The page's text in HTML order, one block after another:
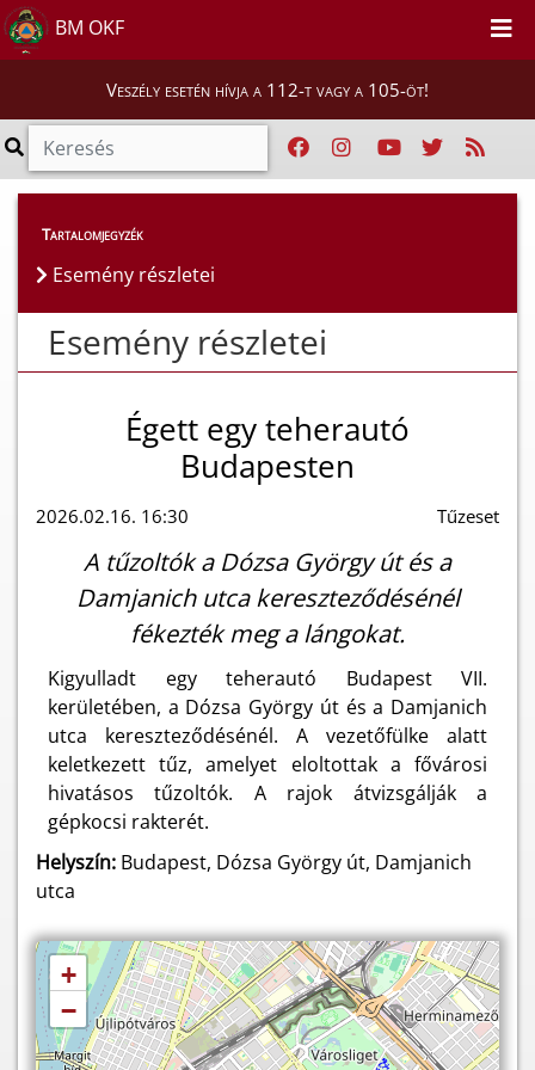
BM OKF
Veszély esetén hívja a 112-t vagy a 105-öt!
Esemény részletei
Tartalomjegyzék
Esemény részletei
Esemény részletei
Égett egy teherautó
Budapesten
2026.02.16. 16:30 Tűzeset
A tűzoltók a Dózsa György út és a
Damjanich utca kereszteződésénél
fékezték meg a lángokat.
Kigyulladt egy teherautó Budapest VII.
kerületében, a Dózsa György út és a Damjanich
utca kereszteződésénél. A vezetőfülke alatt
keletkezett tűz, amelyet eloltottak a fővárosi
hivatásos tűzoltók. A rajok átvizsgálják a
gépkocsi rakterét.
Helyszín: Budapest, Dózsa György út, Damjanich
utca
+
−